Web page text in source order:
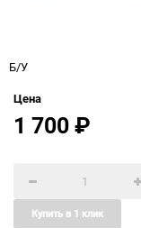
Б/У
Цена
1 700₽
Купить в 1 клик